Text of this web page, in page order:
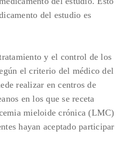
del estudio es
y el control de los
el criterio del médico del
realizar en centros de
en los que se receta
mieloide crónica (LMC)
hayan aceptado participar